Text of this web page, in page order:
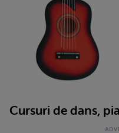
Cursuri de dans,